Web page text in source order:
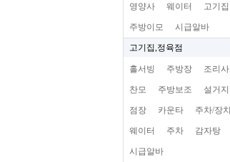
영양사 웨이터 고기집
주방이모 시급알바
고기집,정육점
홀서빙 주방장 조리사
찬모 주방보조 설거지
점장 카운타 주차/장치
웨이터 주차 감자탕
시급알바